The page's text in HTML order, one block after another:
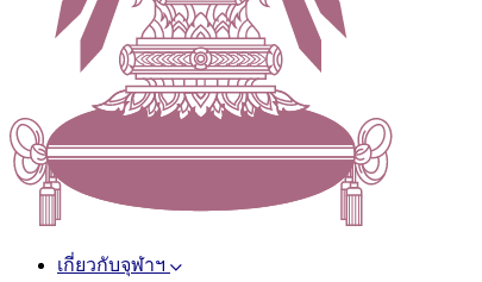
เกี่ยวกับจุฬาฯ